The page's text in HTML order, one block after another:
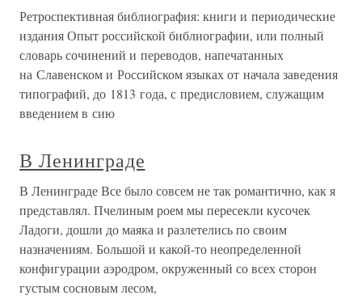
Ретроспективная библиография: книги и периодические
издания Опыт российской библиографии, или полный
словарь сочинений и переводов, напечатанных
на Славенском и Российском языках от начала заведения
типографий, до 1813 года, с предисловием, служащим
введением в сию
В Ленинграде
В Ленинграде Все было совсем не так романтично, как я
представлял. Пчелиным роем мы пересекли кусочек
Ладоги, дошли до маяка и разлетелись по своим
назначениям. Большой и какой-то неопределенной
конфигурации аэродром, окруженный со всех сторон
густым сосновым лесом,